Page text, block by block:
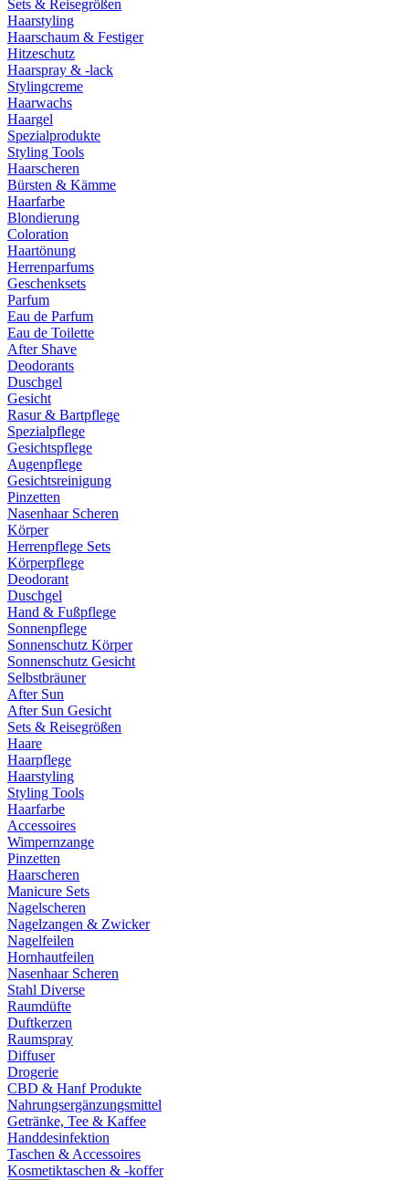
Sets & Reisegrößen
Haarstyling
Haarschaum & Festiger
Hitzeschutz
Haarspray & -lack
Stylingcreme
Haarwachs
Haargel
Spezialprodukte
Styling Tools
Haarscheren
Bürsten & Kämme
Haarfarbe
Blondierung
Coloration
Haartönung
Herrenparfums
Geschenksets
Parfum
Eau de Parfum
Eau de Toilette
After Shave
Deodorants
Duschgel
Gesicht
Rasur & Bartpflege
Spezialpflege
Gesichtspflege
Augenpflege
Gesichtsreinigung
Pinzetten
Nasenhaar Scheren
Körper
Herrenpflege Sets
Körperpflege
Deodorant
Duschgel
Hand & Fußpflege
Sonnenpflege
Sonnenschutz Körper
Sonnenschutz Gesicht
Selbstbräuner
After Sun
After Sun Gesicht
Sets & Reisegrößen
Haare
Haarpflege
Haarstyling
Styling Tools
Haarfarbe
Accessoires
Wimpernzange
Pinzetten
Haarscheren
Manicure Sets
Nagelscheren
Nagelzangen & Zwicker
Nagelfeilen
Hornhautfeilen
Nasenhaar Scheren
Stahl Diverse
Raumdüfte
Duftkerzen
Raumspray
Diffuser
Drogerie
CBD & Hanf Produkte
Nahrungsergänzungsmittel
Getränke, Tee & Kaffee
Handdesinfektion
Taschen & Accessoires
Kosmetiktaschen & -koffer